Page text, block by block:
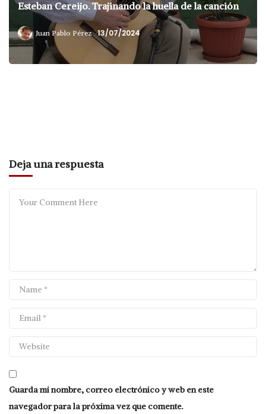
Esteban Cereijo. Trajinando la huella de la canción
Juan Pablo Pérez 13/07/2024
Deja una respuesta
Guarda mi nombre, correo electrónico y web en este
navegador para la próxima vez que comente.